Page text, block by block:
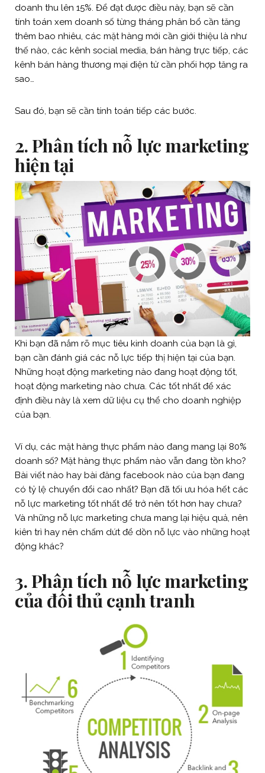
doanh thu lên 15%. Để đạt được điều này, bạn sẽ cần
tính toán xem doanh số từng tháng phân bổ cần tăng
thêm bao nhiêu, các mặt hàng mới cần giới thiệu là như
thế nào, các kênh social media, bán hàng trực tiếp, các
kênh bán hàng thương mại điện tử cần phối hợp tăng ra
sao…
Sau đó, bạn sẽ cần tính toán tiếp các bước.
2.Phân tích nỗ lực marketing
hiện tại
Khi bạn đã nắm rõ mục tiêu kinh doanh của bạn là gì,
bạn cần đánh giá các nỗ lực tiếp thị hiện tại của bạn.
Những hoạt động marketing nào đang hoạt động tốt,
hoạt động marketing nào chưa. Các tốt nhất để xác
định điều này là xem dữ liệu cụ thể cho doanh nghiệp
của bạn.
Ví dụ, các mặt hàng thực phẩm nào đang mang lại 80%
doanh số? Mặt hàng thực phẩm nào vẫn đang tồn kho?
Bài viết nào hay bài đăng facebook nào của bạn đang
có tỷ lệ chuyển đổi cao nhất? Bạn đã tối ưu hóa hết các
nỗ lực marketing tốt nhất để trở nên tốt hơn hay chưa?
Và những nỗ lực marketing chưa mang lại hiệu quả, nên
kiên trì hay nên chấm dứt để dồn nỗ lực vào những hoạt
động khác?
3.Phân tích nỗ lực marketing
của đối thủ cạnh tranh